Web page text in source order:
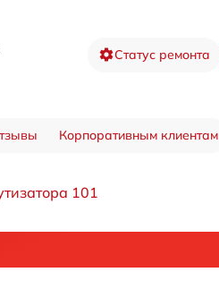
Статус ремонта
Корпоративным клиентам
101